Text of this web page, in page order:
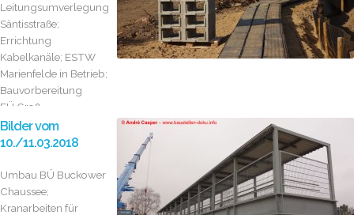
Leitungsumverlegungen
Säntisstraße;
Errichtung
Kabelkanäle; ESTW
Marienfelde in Betrieb;
Bauvorbereitung
EÜ Groß...
Bilder vom
10./11.03.2018
Umbau BÜ Buckower
Chaussee;
Kranarbeiten für